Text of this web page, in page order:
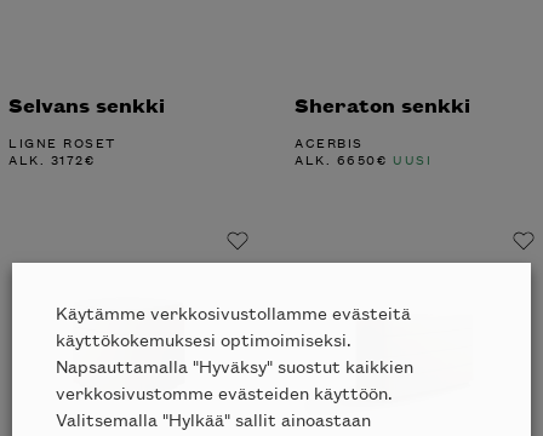
Selvans senkki
LIGNE ROSET
ALK. 3172€
Sheraton senkki
ACERBIS
ALK. 6650€ UUSI
Käytämme verkkosivustollamme evästeitä
käyttökokemuksesi optimoimiseksi.
Napsauttamalla "Hyväksy" suostut kaikkien
verkkosivustomme evästeiden käyttöön.
Valitsemalla "Hylkää" sallit ainoastaan